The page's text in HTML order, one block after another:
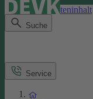
Direkt zum Seiteninhalt
Suche
Service